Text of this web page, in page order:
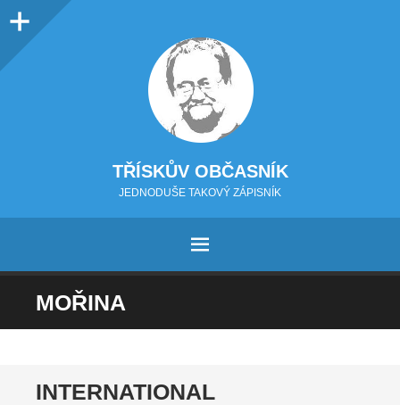
Sidebar
TŘÍSKŮV OBČASNÍK
JEDNODUŠE TAKOVÝ ZÁPISNÍK
PŘEJÍT NA OBSAH
MOŘINA
INTERNATIONAL